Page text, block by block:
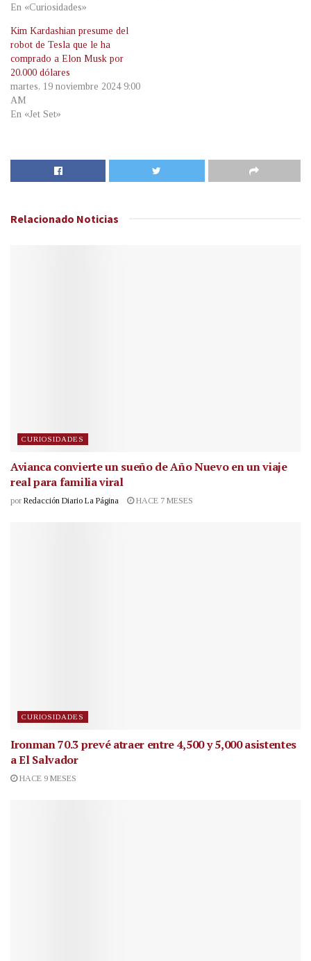
En «Curiosidades»
Kim Kardashian presume del
robot de Tesla que le ha
comprado a Elon Musk por
20.000 dólares
martes, 19 noviembre 2024 9:00
AM
En «Jet Set»
Relacionado Noticias
CURIOSIDADES
Avianca convierte un sueño de Año Nuevo en un viaje
real para familia viral
por Redacción Diario La Página HACE 7 MESES
CURIOSIDADES
Ironman 70.3 prevé atraer entre 4,500 y 5,000 asistentes
a El Salvador
HACE 9 MESES